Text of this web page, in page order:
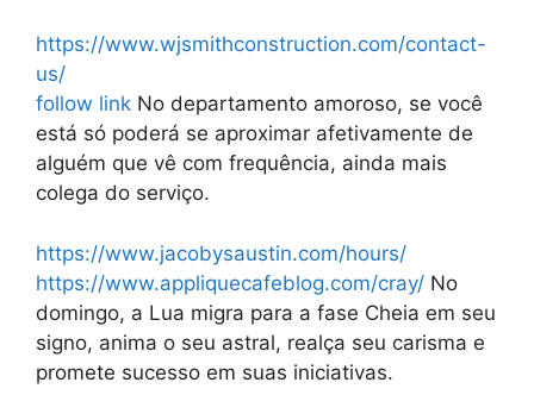
https://www.wjsmithconstruction.com/contact-
us/
follow link No departamento amoroso, se você
está só poderá se aproximar afetivamente de
alguém que vê com frequência, ainda mais
colega do serviço.
https://www.jacobysaustin.com/hours/
https://www.appliquecafeblog.com/cray/ No
domingo, a Lua migra para a fase Cheia em seu
signo, anima o seu astral, realça seu carisma e
promete sucesso em suas iniciativas.